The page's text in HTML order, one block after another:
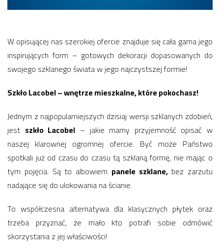
W opisującej nas szerokiej ofercie znajduje się cała gama jego
inspirujących form – gotowych dekoracji dopasowanych do
swojego szklanego świata w jego najczystszej formie!
Szkło Lacobel – wnętrze mieszkalne, które pokochasz!
Jednym z najpopularniejszych dzisiaj wersji szklanych zdobień,
jest szkło Lacobel – jakie mamy przyjemność opisać w
naszej klarownej ogromnej ofercie. Być może Państwo
spotkali już od czasu do czasu tą szklaną formę, nie mając o
tym pojęcia. Są to albowiem panele szklane,bez zarzutu
nadające się do ulokowania na ścianie.
To współczesna alternatywa dla klasycznych płytek oraz
trzeba przyznać, że mało kto potrafi sobie odmówić
skorzystania z jej właściwości!